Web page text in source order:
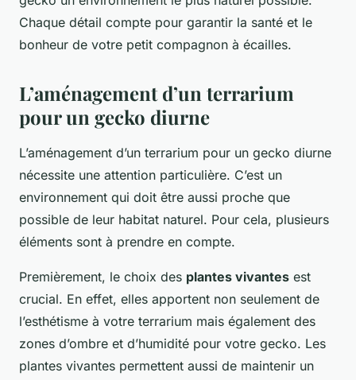
Chaque détail compte pour garantir la santé et le
bonheur de votre petit compagnon à écailles.
L’aménagement d’un terrarium
pour un gecko diurne
L’aménagement d’un terrarium pour un gecko diurne
nécessite une attention particulière. C’est un
environnement qui doit être aussi proche que
possible de leur habitat naturel. Pour cela, plusieurs
éléments sont à prendre en compte.
Premièrement, le choix des plantes vivantes est
crucial. En effet, elles apportent non seulement de
l’esthétisme à votre terrarium mais également des
zones d’ombre et d’humidité pour votre gecko. Les
plantes vivantes permettent aussi de maintenir un